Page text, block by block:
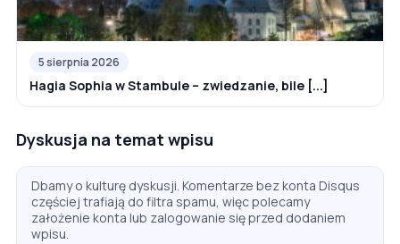
5 sierpnia 2026
Hagia Sophia w Stambule – zwiedzanie, bile [...]
Dyskusja na temat wpisu
Dbamy o kulturę dyskusji. Komentarze bez konta Disqus
częściej trafiają do filtra spamu, więc polecamy
założenie konta lub zalogowanie się przed dodaniem
wpisu.